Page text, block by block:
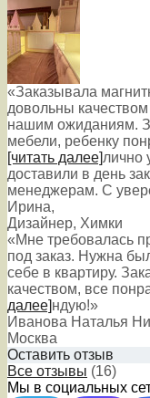
«Заказывала
довольны качеством
нашим ожиданиям.
мебели, ребенку
[читать далее]лично
доставили в день
менеджерам. С
Ирина,
Дизайнер, Химки
«Мне требовалась
под заказ. Нужна
себе в квартиру.
качеством, все
далее]ндую!»
Иванова Наталья
Москва
Оставить отзыв
Все отзывы (16)
Мы в социальных